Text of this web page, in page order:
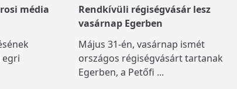
média
egri
Rendkívüli régiségvásár lesz
vasárnap Egerben
Május 31-én, vasárnap ismét
országos régiségvásárt tartanak
Egerben, a Petőfi ...